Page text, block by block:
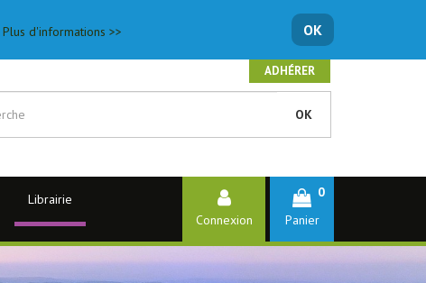
Plus d'informations >> OK
ADHÉRER
OK
Librairie
Connexion
0
Panier